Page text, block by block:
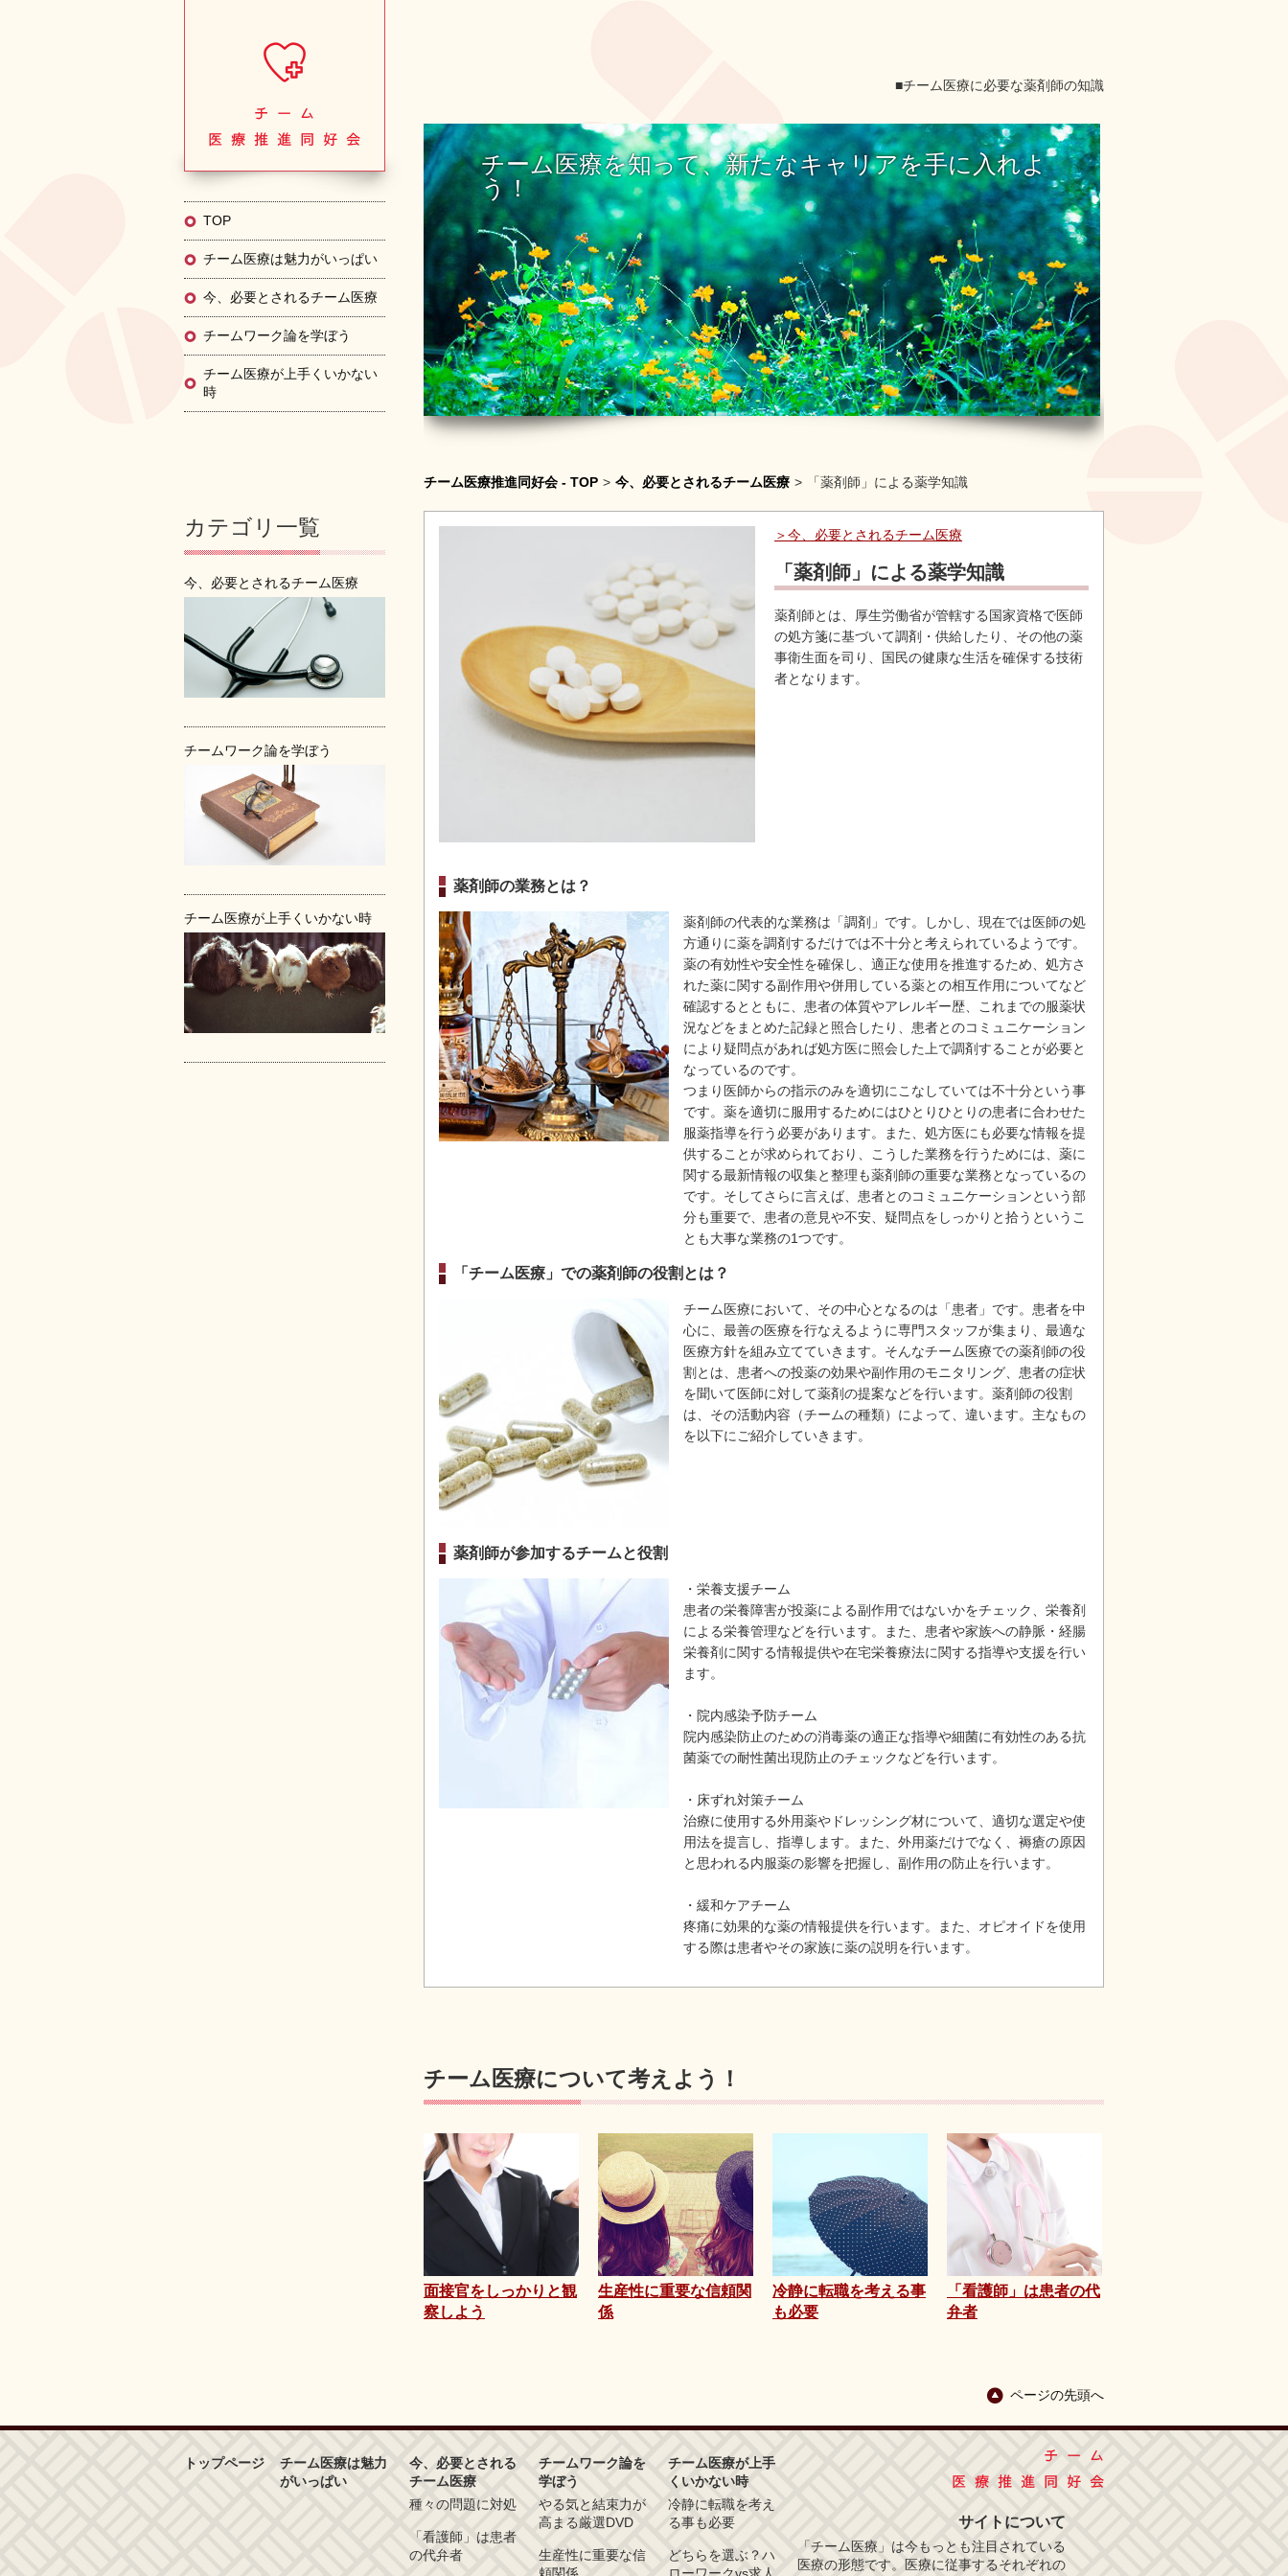
TOP
チーム医療は魅力がいっぱい
今、必要とされるチーム医療
チームワーク論を学ぼう
チーム医療が上手くいかない
時
チーム医療に必要な薬剤師の知識
チーム医療を知って、新たなキャリアを手に入れよ
う！
チーム医療推進同好会 - TOP > 今、必要とされるチーム医療 > 「薬剤師」による薬学知識
カテゴリ一覧
今、必要とされるチーム医療
チームワーク論を学ぼう
チーム医療が上手くいかない時
今、必要とされるチーム医療
「薬剤師」による薬学知識
薬剤師とは、厚生労働省が管轄する国家資格で医師
の処方箋に基づいて調剤・供給したり、その他の薬
事衛生面を司り、国民の健康な生活を確保する技術
者となります。
薬剤師の業務とは？
薬剤師の代表的な業務は「調剤」です。しかし、現在では医師の処
方通りに薬を調剤するだけでは不十分と考えられているようです。
薬の有効性や安全性を確保し、適正な使用を推進するため、処方さ
れた薬に関する副作用や併用している薬との相互作用についてなど
確認するとともに、患者の体質やアレルギー歴、これまでの服薬状
況などをまとめた記録と照合したり、患者とのコミュニケーション
により疑問点があれば処方医に照会した上で調剤することが必要と
なっているのです。
つまり医師からの指示のみを適切にこなしていては不十分という事
です。薬を適切に服用するためにはひとりひとりの患者に合わせた
服薬指導を行う必要があります。また、処方医にも必要な情報を提
供することが求められており、こうした業務を行うためには、薬に
関する最新情報の収集と整理も薬剤師の重要な業務となっているの
です。そしてさらに言えば、患者とのコミュニケーションという部
分も重要で、患者の意見や不安、疑問点をしっかりと拾うというこ
とも大事な業務の1つです。
「チーム医療」での薬剤師の役割とは？
チーム医療において、その中心となるのは「患者」です。患者を中
心に、最善の医療を行なえるように専門スタッフが集まり、最適な
医療方針を組み立てていきます。そんなチーム医療での薬剤師の役
割とは、患者への投薬の効果や副作用のモニタリング、患者の症状
を聞いて医師に対して薬剤の提案などを行います。薬剤師の役割
は、その活動内容（チームの種類）によって、違います。主なもの
を以下にご紹介していきます。
薬剤師が参加するチームと役割
・栄養支援チーム
患者の栄養障害が投薬による副作用ではないかをチェック、栄養剤
による栄養管理などを行います。また、患者や家族への静脈・経腸
栄養剤に関する情報提供や在宅栄養療法に関する指導や支援を行い
ます。
・院内感染予防チーム
院内感染防止のための消毒薬の適正な指導や細菌に有効性のある抗
菌薬での耐性菌出現防止のチェックなどを行います。
・床ずれ対策チーム
治療に使用する外用薬やドレッシング材について、適切な選定や使
用法を提言し、指導します。また、外用薬だけでなく、褥瘡の原因
と思われる内服薬の影響を把握し、副作用の防止を行います。
・緩和ケアチーム
疼痛に効果的な薬の情報提供を行います。また、オピオイドを使用
する際は患者やその家族に薬の説明を行います。
チーム医療について考えよう！
面接官をしっかりと観
察しよう
生産性に重要な信頼関
係
冷静に転職を考える事
も必要
「看護師」は患者の代
弁者
ページの先頭へ
トップページ
チーム医療は魅力
がいっぱい
今、必要とされる
チーム医療
種々の問題に対処
「看護師」は患者
の代弁者
チームワーク論を
学ぼう
やる気と結束力が
高まる厳選DVD
生産性に重要な信
チーム医療が上手
くいかない時
冷静に転職を考え
る事も必要
どちらを選ぶ？ハ
サイトについて
「チーム医療」は今もっとも注目されている
医療の形態です。医療に従事するそれぞれの